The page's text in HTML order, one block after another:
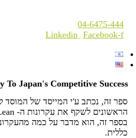
04-6475-444
Linkedin Facebook-f
To Japan's Competitive Success
ספר זה, נכתב ע'י המייסד של המוסד
בספר זה, הוא מדבר על כמה
כללית.